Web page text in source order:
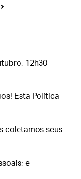
12h30
Esta Política
coletamos seus
e